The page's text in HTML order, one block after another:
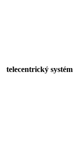
telecentrický systém